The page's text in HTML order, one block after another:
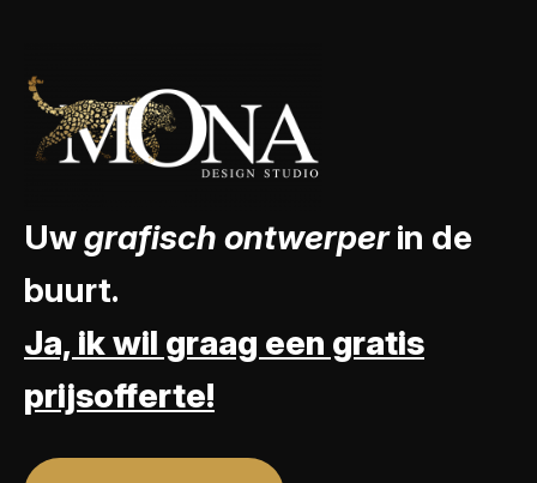
Uwgrafisch ontwerperin de
buurt.
Ja, ik wil graag een gratis
prijsofferte!